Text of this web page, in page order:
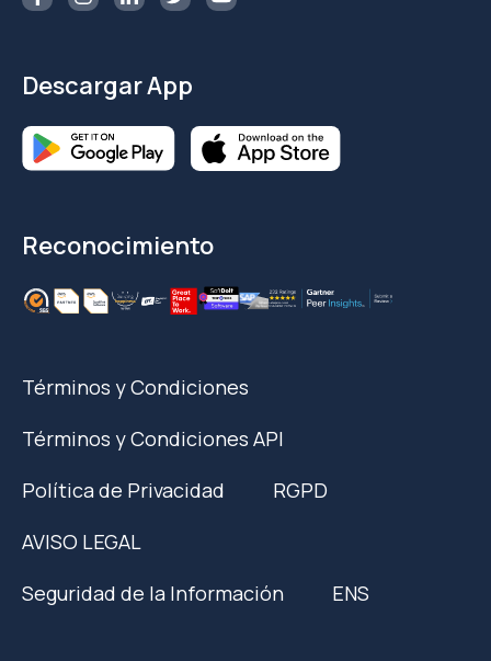
Descargar App
Reconocimiento
Términos y Condiciones
Términos y Condiciones API
Política de Privacidad
RGPD
AVISO LEGAL
Seguridad de la Información
ENS